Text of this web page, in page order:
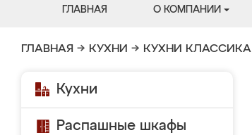
ГЛАВНАЯ О КОМПАНИИ
ГЛАВНАЯ → КУХНИ → КУХНИ КЛАССИКА
Кухни
Распашные шкафы